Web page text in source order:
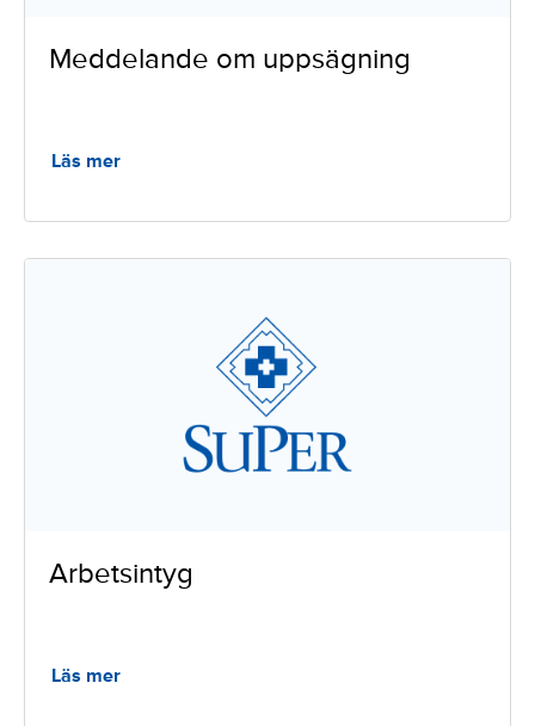
Meddelande om uppsägning
Läs mer
Arbetsintyg
Läs mer